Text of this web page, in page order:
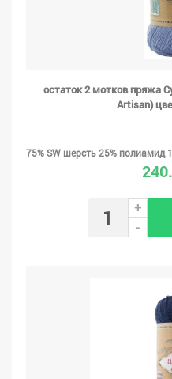
остаток 2 мотков пряжа
Artisan)
75% SW шерсть 25% полиамид
+
-